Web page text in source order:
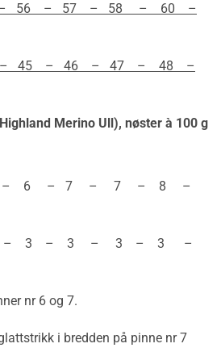
– 57 – 58 – 60 –
– 46 – 47 – 48 –
Merino Ull), nøster à 100 g
6 – 6 – 7 – 7 – 8 –
2 – 3 – 3 – 3 – 3 –
nr 6 og 7.
i bredden på pinne nr 7